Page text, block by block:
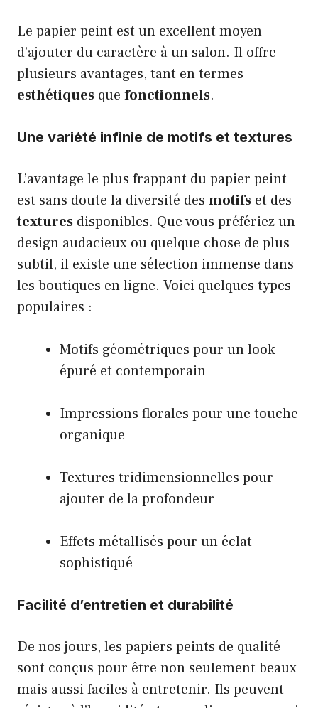
Le papier peint est un excellent moyen
d’ajouter du caractère à un salon. Il offre
plusieurs avantages, tant en termes
esthétiques que fonctionnels.
Une variété infinie de motifs et textures
L’avantage le plus frappant du papier peint
est sans doute la diversité des motifs et des
textures disponibles. Que vous préfériez un
design audacieux ou quelque chose de plus
subtil, il existe une sélection immense dans
les boutiques en ligne. Voici quelques types
populaires :
Motifs géométriques pour un look
épuré et contemporain
Impressions florales pour une touche
organique
Textures tridimensionnelles pour
ajouter de la profondeur
Effets métallisés pour un éclat
sophistiqué
Facilité d’entretien et durabilité
De nos jours, les papiers peints de qualité
sont conçus pour être non seulement beaux
mais aussi faciles à entretenir. Ils peuvent